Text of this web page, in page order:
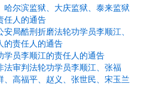
尔滨监狱、大庆监狱、泰来监狱
任人的通告
局酷刑折磨法轮功学员李顺江、
的责任人的通告
员李顺江的责任人的通告
审判法轮功学员李顺江、张福
高福平、赵义、张世民、宋玉兰